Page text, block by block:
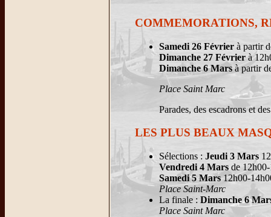
COMMEMORATIONS,
Samedi 26 Février à partir
Dimanche 27 Février à
Dimanche 6 Marsà partir
Place Saint Marc
Parades, des escadrons et
LES PLUS BEAUX
Sélections : Jeudi 3 Mars
Vendredi 4 Mars de
Samedi 5 Mars12h00-
Place Saint-Marc
La finale : Dimanche 6
Place Saint Marc